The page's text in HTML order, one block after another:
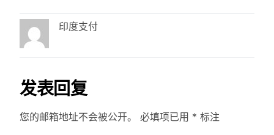
印度支付
发表回复
您的邮箱地址不会被公开。 必填项已用 * 标注